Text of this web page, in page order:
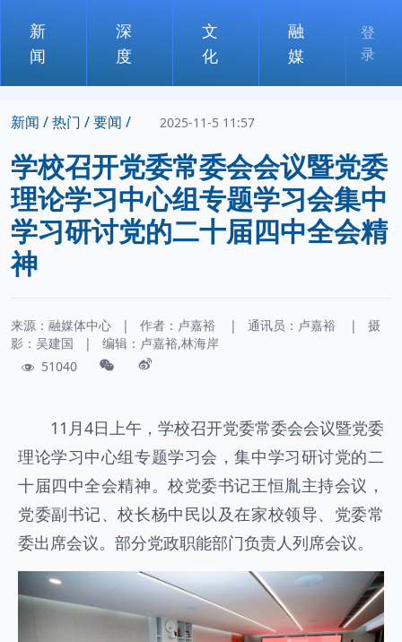
新
闻
深
度
文
化
融
媒
登
录
新闻 /热门 /要闻 / 2025-11-5 11:57
学校召开党委常委会会议暨党委
理论学习中心组专题学习会集中
学习研讨党的二十届四中全会精
神
来源：融媒体中心 | 作者： 卢嘉裕 | 通讯员： 卢嘉裕 |
摄
影： 吴建国 |
编辑：卢嘉裕,林海岸
51040
11月4日上午，学校召开党委常委会会议暨党委
理论学习中心组专题学习会，集中学习研讨党的二
十届四中全会精神。校党委书记王恒胤主持会议，
党委副书记、校长杨中民以及在家校领导、党委常
委出席会议。部分党政职能部门负责人列席会议。